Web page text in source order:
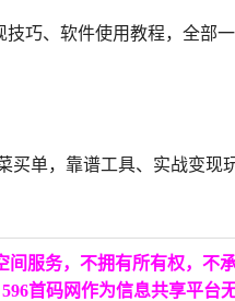
巧、软件使用教程，全部
单，靠谱工具、实战变现
服务，不拥有所有权，不
首码网作为信息共享平